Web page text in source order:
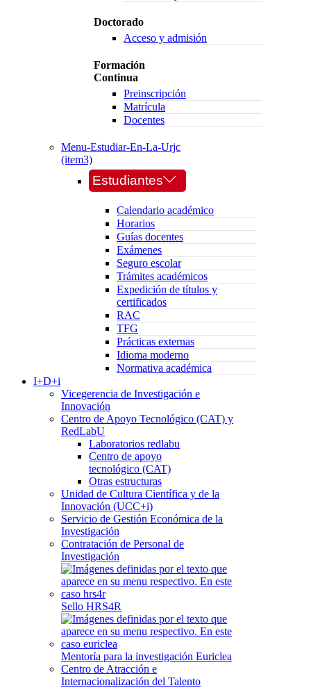
Doctorado
Acceso y admisión
Formación
Continua
Preinscripción
Matrícula
Docentes
Menu-Estudiar-En-La-Urjc
(item3)
Estudiantes
Calendario académico
Horarios
Guías docentes
Exámenes
Seguro escolar
Trámites académicos
Expedición de títulos y
certificados
RAC
TFG
Prácticas externas
Idioma moderno
Normativa académica
I+D+i
Vicegerencia de Investigación e
Innovación
Centro de Apoyo Tecnológico (CAT) y
RedLabU
Laboratorios redlabu
Centro de apoyo
tecnológico (CAT)
Otras estructuras
Unidad de Cultura Científica y de la
Innovación (UCC+i)
Servicio de Gestión Económica de la
Investigación
Contratación de Personal de
Investigación
Sello HRS4R
Mentoría para la investigación Euriclea
Centro de Atracción e
Internacionalización del Talento